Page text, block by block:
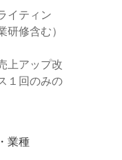
イティン
修含む）
上アップ改
１回のみの
業種